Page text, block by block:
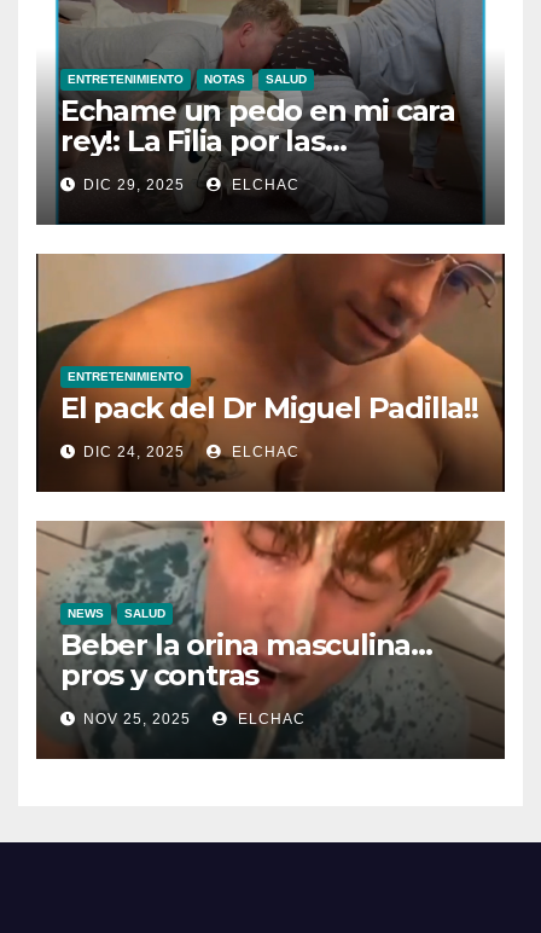
ENTRETENIMIENTO NOTAS SALUD
Echame un pedo en mi cara
rey!: La Filia por las
Flatulencias”
DIC 29, 2025 ELCHAC
ENTRETENIMIENTO
El pack del Dr Miguel Padilla!!
DIC 24, 2025 ELCHAC
NEWS SALUD
Beber la orina masculina…
pros y contras
NOV 25, 2025 ELCHAC